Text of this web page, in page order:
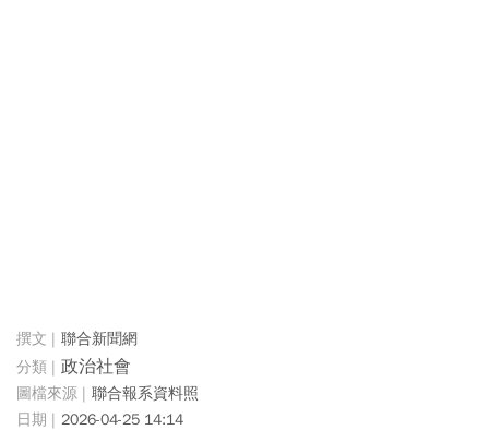
聯合新聞網
政治社會
聯合報系資料照
2026-04-25 14:14